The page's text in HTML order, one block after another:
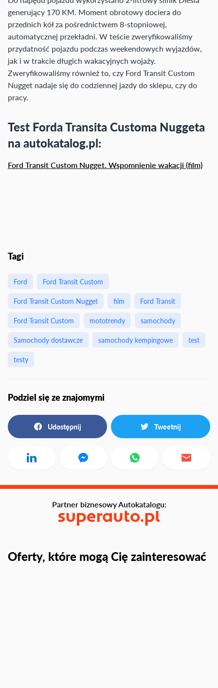
generujący 170 KM. Moment obrotowy dociera do
przednich kół za pośrednictwem 8-stopniowej,
automatycznej przekładni. W teście zweryfikowaliśmy
przydatność pojazdu podczas weekendowych wyjazdów,
jak i w trakcie długich wakacyjnych wojaży.
Zweryfikowaliśmy również to, czy Ford Transit Custom
Nugget nadaje się do codziennej jazdy do sklepu, czy do
pracy.
Test Forda Transita Customa Nuggeta
na autokatalog.pl:
Ford Transit Custom Nugget. Wspomnienie wakacji (film)
Tagi
Ford
Ford Transit Custom
Ford Transit Custom Nugget
film
Ford Transit
Ford Transit Custom
mototrendy
samochody
Samochody dostawcze
samochody kempingowe
test
testy
Podziel się ze znajomymi
Udostępnij Tweetnij
Oferty, które mogą Cię zainteresować
Partner biznesowy Autokatalogu: